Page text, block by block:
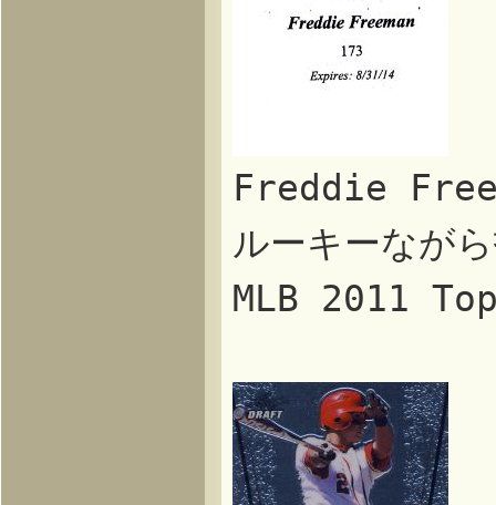
Freddie
ルーキーなが
MLB 2011